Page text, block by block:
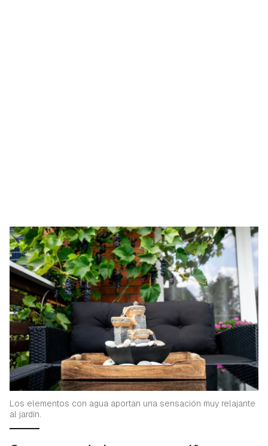
Los elementos con agua aportan una sensación muy relajante
al jardín.